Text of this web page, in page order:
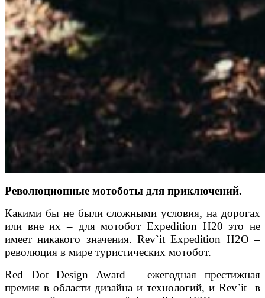
Революционные мотоботы для приключений.
Какими бы не были сложными условия, на дорогах
или вне их – для мотобот Expedition H20 это не
имеет никакого значения. Rev`it Expedition H2O –
революция в мире туристических мотобот.
Red Dot Design Award – ежегодная престижная
премия в области дизайна и технологий, и Rev`it в